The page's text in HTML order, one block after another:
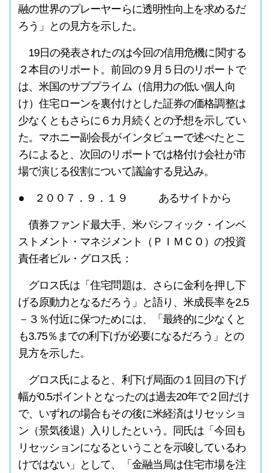
融の世界のプレーヤーらに透明性向上を求めるだ
ろう」との見方を示した。
19日の発表されたのは今回の信用危機に関する
２本目のリポート。前回の９月５日のリポートで
は、米国のサブプライム（信用力の低い個人向
け）住宅ローンを裏付けとした証券の価格調整は
少なくともさらに６カ月続くとの予想を示してい
た。マホニー副会長がインタビューで述べたとこ
ろによると、次回のリポートでは格付け会社が市
場で演じる役割について議論する見込み。
● ２００７．９．１９ あるサイトから
債券ファンド最大手、米パシフィック・インベ
ストメント・マネジメント（ＰＩＭＣＯ）の投資
責任者ビル・グロス氏：
グロス氏は「住宅問題は、さらに金利を押し下
げる原動力となるだろう」と語り、米成長率を2.5
－３％付近に保つためには、「最終的に少なくと
も3.75％までの利下げが必要になるだろう」との
見方を示した。
グロス氏によると、利下げ局面の１回目の下げ
幅が0.5ポイントとなったのは過去20年で２回だけ
で、いずれの場合もその後に米経済はリセッショ
ン（景気後退）入りしたという。同氏は「今回も
リセッションになるということを示唆しているわ
けではない」として、「金融当局は住宅市場を注